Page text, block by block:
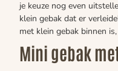
je keuze nog even
klein gebak dat er
met klein gebak binnen
Mini gebak